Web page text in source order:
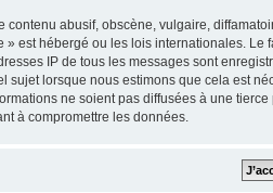
contenu abusif, obscène, vulgaire,
est hébergé ou les lois internationales.
IP de tous les messages sont
sujet lorsque nous estimons que cela est
ne soient pas diffusées à une
à compromettre les données.